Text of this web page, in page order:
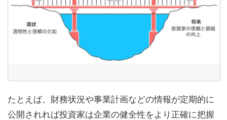
たとえば、財務状況や事業計画などの情報が定期的に
公開されれば投資家は企業の健全性をより正確に把握